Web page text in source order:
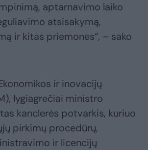
aptarnavimo laiko
atsisakymą,
ir kitas priemones“, – sako
ir inovacijų
lygiagrečiai ministro
kanclerės potvarkis, kuriuo
pirkimų procedūrų,
ir licencijų